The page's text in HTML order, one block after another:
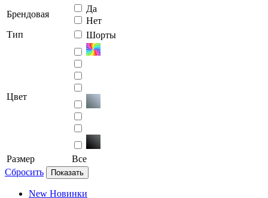
Брендовая
Да
Нет
Тип
Шорты
Цвет
Размер
Все
Сбросить
Показать
New Новинки